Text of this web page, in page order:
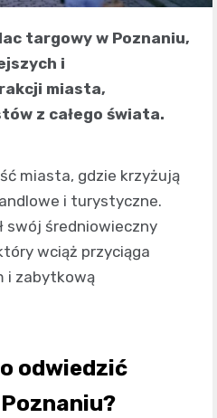
targowy w Poznaniu,
i
miasta,
z całego świata.
miasta, gdzie krzyżują
i turystyczne.
swój średniowieczny
wciąż przyciąga
i zabytkową
odwiedzić